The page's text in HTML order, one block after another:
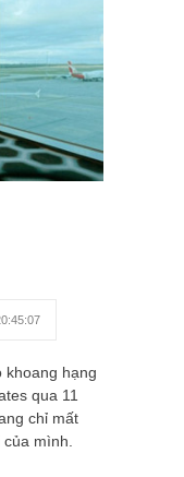
khoang hạng
qua 11
chỉ mất
của mình.